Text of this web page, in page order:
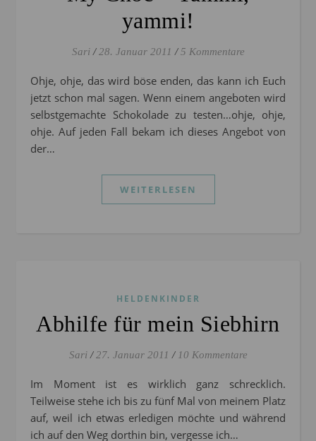
yammi!
Sari / 28. Januar 2011 / 5 Kommentare
Ohje, ohje, das wird böse enden, das kann ich Euch
jetzt schon mal sagen. Wenn einem angeboten wird
selbstgemachte Schokolade zu testen…ohje, ohje,
ohje. Auf jeden Fall bekam ich dieses Angebot von
der…
WEITERLESEN
HELDENKINDER
Abhilfe für mein Siebhirn
Sari / 27. Januar 2011 / 10 Kommentare
Im Moment ist es wirklich ganz schrecklich.
Teilweise stehe ich bis zu fünf Mal von meinem Platz
auf, weil ich etwas erledigen möchte und während
ich auf den Weg dorthin bin, vergesse ich…